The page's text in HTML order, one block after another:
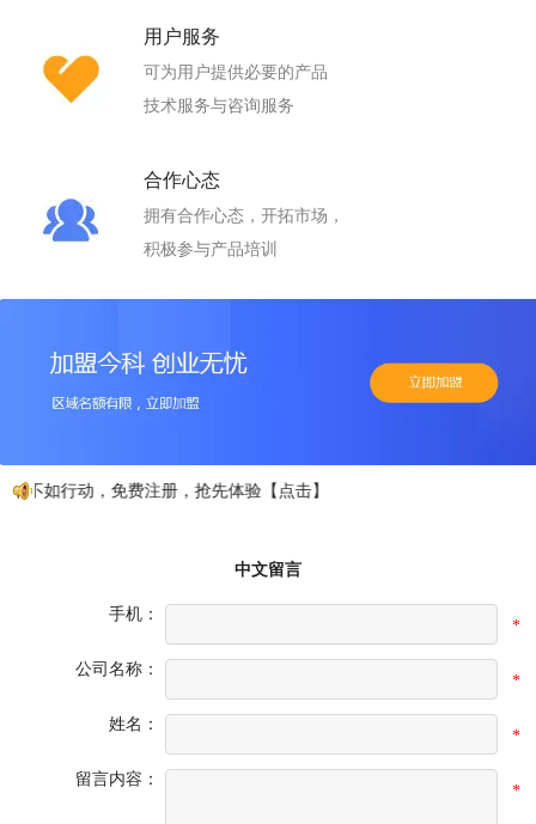
用户服务
可为用户提供必要的产品
技术服务与咨询服务
合作心态
拥有合作心态，开拓市场，
积极参与产品培训
不如行动，免费注册，抢先体验【点击】
中文留言
手机：
*
公司名称：
*
姓名：
*
留言内容：
*